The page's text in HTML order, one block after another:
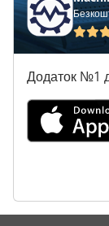
Додаток №1